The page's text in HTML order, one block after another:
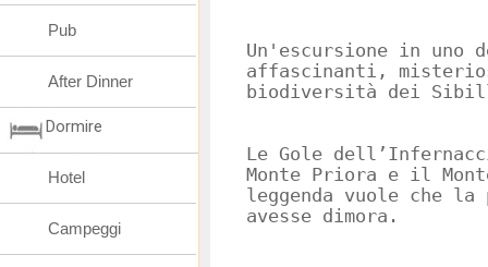
Un'escursione in uno
affascinanti,
biodiversità dei
Le Gole
Monte Priora e il
leggenda vuole che
avesse dimora.
Pub
After Dinner
Dormire
Hotel
Campeggi